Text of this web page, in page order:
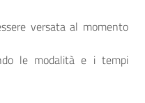
versata al momento
le modalità e i tempi